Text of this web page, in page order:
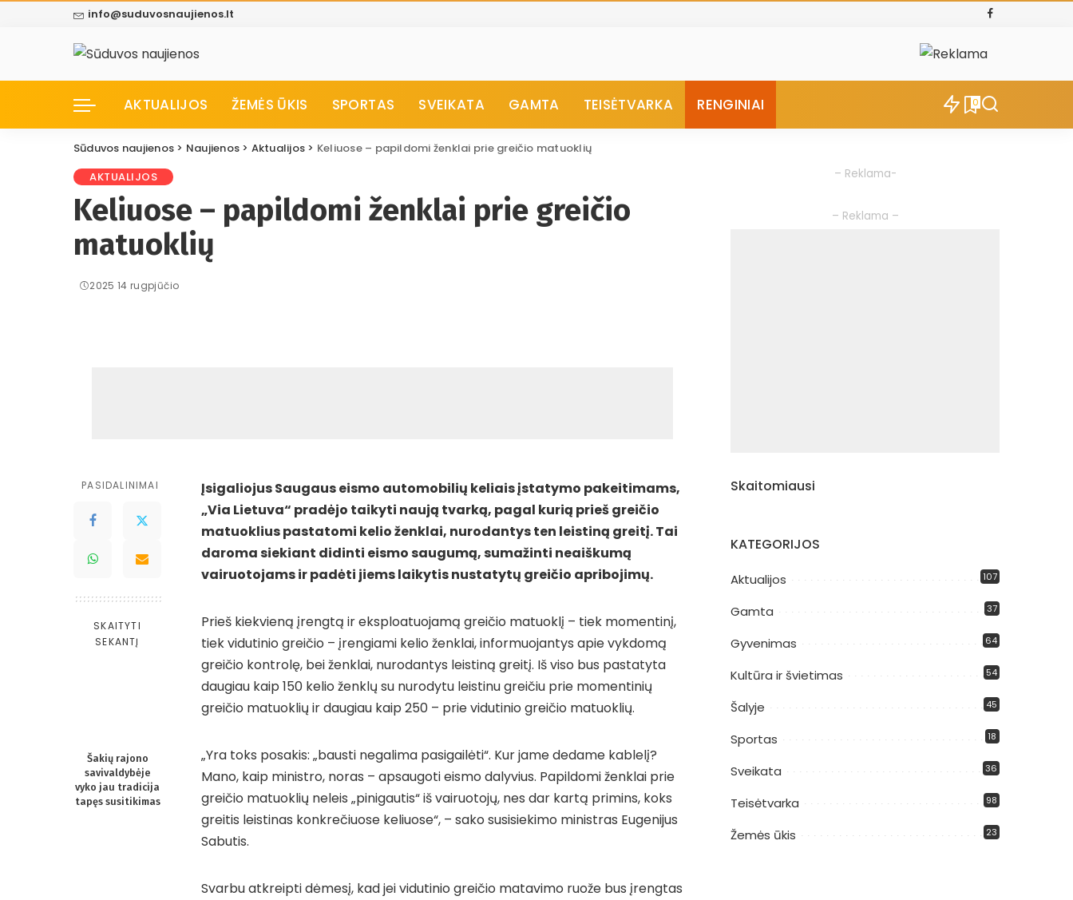
info@suduvosnaujienos.lt
AKTUALIJOS ŽEMĖS ŪKIS SPORTAS SVEIKATA GAMTA TEISĖTVARKA RENGINIAI 0
Sūduvos naujienos > Naujienos > Aktualijos > Keliuose – papildomi ženklai prie greičio matuoklių
AKTUALIJOS
Keliuose – papildomi ženklai prie greičio
matuoklių
2025 14 rugpjūčio
PASIDALINIMAI
SKAITYTI
SEKANTĮ
Šakių rajono
savivaldybėje
vyko jau tradicija
tapęs susitikimas
Įsigaliojus Saugaus eismo automobilių keliais įstatymo pakeitimams,
„Via Lietuva“ pradėjo taikyti naują tvarką, pagal kurią prieš greičio
matuoklius pastatomi kelio ženklai, nurodantys ten leistiną greitį. Tai
daroma siekiant didinti eismo saugumą, sumažinti neaiškumą
vairuotojams ir padėti jiems laikytis nustatytų greičio apribojimų.
Prieš kiekvieną įrengtą ir eksploatuojamą greičio matuoklį – tiek momentinį,
tiek vidutinio greičio – įrengiami kelio ženklai, informuojantys apie vykdomą
greičio kontrolę, bei ženklai, nurodantys leistiną greitį. Iš viso bus pastatyta
daugiau kaip 150 kelio ženklų su nurodytu leistinu greičiu prie momentinių
greičio matuoklių ir daugiau kaip 250 – prie vidutinio greičio matuoklių.
„Yra toks posakis: „bausti negalima pasigailėti“. Kur jame dedame kablelį?
Mano, kaip ministro, noras – apsaugoti eismo dalyvius. Papildomi ženklai prie
greičio matuoklių neleis „pinigautis“ iš vairuotojų, nes dar kartą primins, koks
greitis leistinas konkrečiuose keliuose“, – sako susisiekimo ministras Eugenijus
Sabutis.
Svarbu atkreipti dėmesį, kad jei vidutinio greičio matavimo ruože bus įrengtas
– Reklama-
– Reklama –
Skaitomiausi
KATEGORIJOS
Aktualijos 107
Gamta 37
Gyvenimas 64
Kultūra ir švietimas 54
Šalyje 45
Sportas 18
Sveikata 36
Teisėtvarka 98
Žemės ūkis 23